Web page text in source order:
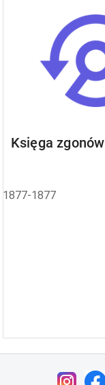
Księga zgonów
1877-1877